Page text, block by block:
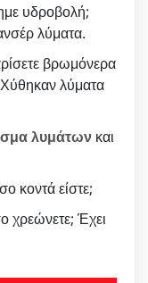
υδροβολή;
λύματα.
βρωμόνερα
λύματα
λυμάτων και
κοντά είστε;
χρεώνετε; Έχει